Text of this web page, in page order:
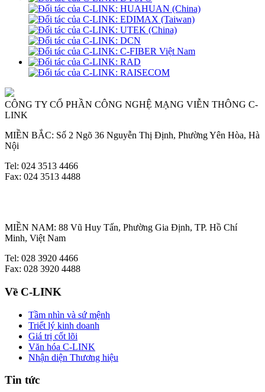
CÔNG TY CỔ PHẦN CÔNG NGHỆ MẠNG VIỄN THÔNG C-
LINK
MIỀN BẮC: Số 2 Ngõ 36 Nguyễn Thị Định, Phường Yên Hòa, Hà
Nội
Tel: 024 3513 4466
Fax: 024 3513 4488
MIỀN NAM: 88 Vũ Huy Tấn, Phường Gia Định, TP. Hồ Chí
Minh, Việt Nam
Tel: 028 3920 4466
Fax: 028 3920 4488
Về C-LINK
Tầm nhìn và sứ mệnh
Triết lý kinh doanh
Giá trị cốt lõi
Văn hóa C-LINK
Nhận diện Thương hiệu
Tin tức